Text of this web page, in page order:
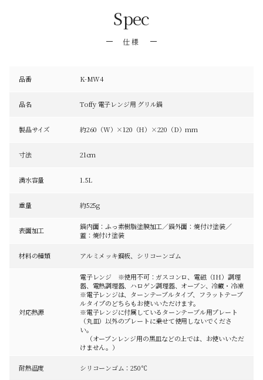
Spec
仕様
品番 K-MW4
品名 Toffy 電子レンジ用 グリル鍋
製品サイズ 約260（W）×120（H）×220（D）mm
寸法 21cm
満水容量 1.5L
重量 約525g
表面加工
鍋内面：ふっ素樹脂塗膜加工／鍋外面：焼付け塗装／
蓋：焼付け塗装
材料の種類 アルミメッキ鋼板、シリコーンゴム
対応熱源
電子レンジ ※使用不可：ガスコンロ、電磁（IH）調理
器、電熱調理器、ハロゲン調理器、オーブン、冷蔵・冷凍
※電子レンジは、ターンテーブルタイプ、フラットテーブ
ルタイプのどちらもお使いいただけます。
※電子レンジに付属しているターンテーブル用プレート
（丸皿）以外のプレートに乗せて使用しないでくださ
い。
（オーブンレンジ用の黒皿などの上では、お使いいただ
けません。）
耐熱温度 シリコーンゴム：250℃